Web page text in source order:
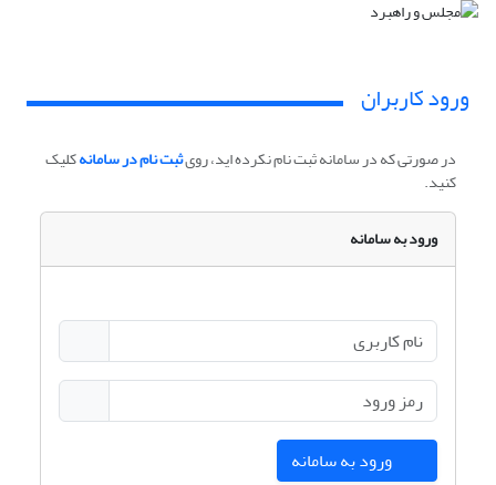
ورود کاربران
در صورتی که در سامانه ثبت نام نکرده اید، رویثبت نام در سامانهکلیک
کنید.
ورود به سامانه
ورود به سامانه